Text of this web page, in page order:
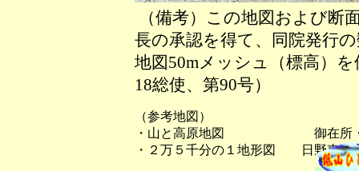
（備考）この地図および断
長の承認を得て、同院発行
地図50mメッシュ（標高）
18総使、第90号）
（参考地図）
・山と高原地図 御在所・
・２万５千分の１地形図 日野東部